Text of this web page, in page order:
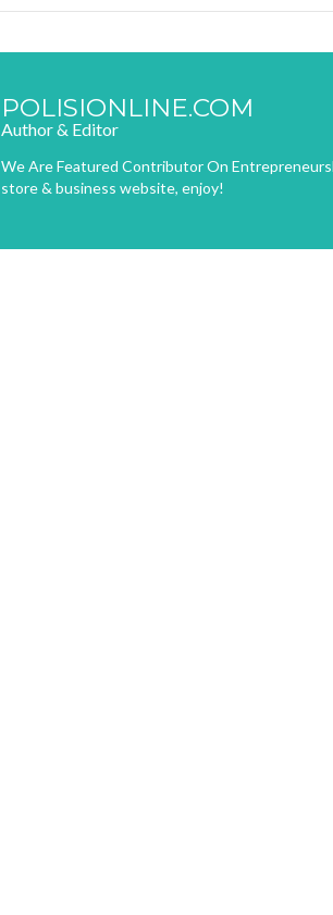
POLISIONLINE.COM
Author & Editor
We Are Featured Contributor On
store & business website, enjoy!